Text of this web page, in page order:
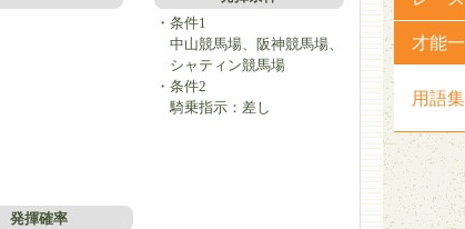
・条件1
中山競馬場、阪神競馬場、
シャティン競馬場
・条件2
騎乗指示：差し
発揮確率
才能
用語集